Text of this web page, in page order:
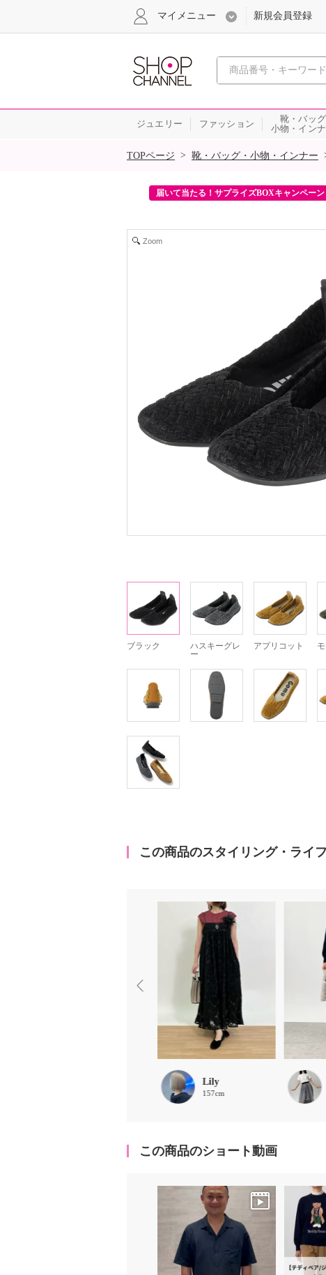
心おどる、瞬間を
マイメニュー 新規会員登録
ジュエリー ファッション
靴・バッグ
小物・イン
SALE
TOPページ > 靴・バッグ・小物・インナー
届いて当たる！サプライズBOXキャンペーン
Zoom
ブラック
ハスキーグレ
ー
アプリコット
この商品のスタイリング・ライ
Lily
157cm
この商品のショート動画